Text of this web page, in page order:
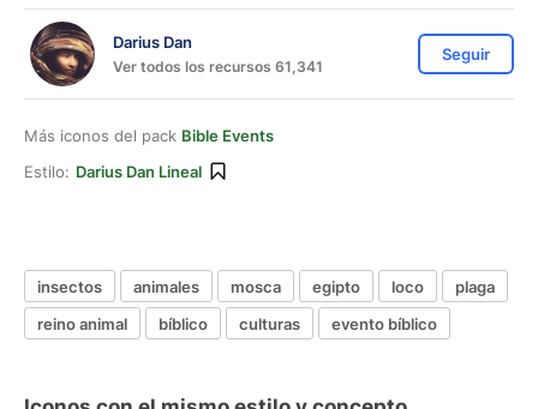
Darius Dan
Ver todos los recursos 61,341
Seguir
Más iconos del pack Bible Events
Estilo: Darius Dan Lineal
insectos animales mosca egipto loco
plaga
reino animal
bíblico culturas evento bíblico